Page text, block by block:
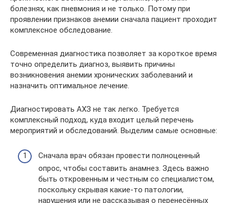
болезнях, как пневмония и не только. Потому при
проявлении признаков анемии сначала пациент проходит
комплексное обследование.
Современная диагностика позволяет за короткое время
точно определить диагноз, выявить причины
возникновения анемии хронических заболеваний и
назначить оптимальное лечение.
Диагностировать АХЗ не так легко. Требуется
комплексный подход, куда входит целый перечень
мероприятий и обследований. Выделим самые основные:
Сначала врач обязан провести полноценный
опрос, чтобы составить анамнез. Здесь важно
быть откровенным и честным со специалистом,
поскольку скрывая какие-то патологии,
нарушения или не рассказывая о перенесённых